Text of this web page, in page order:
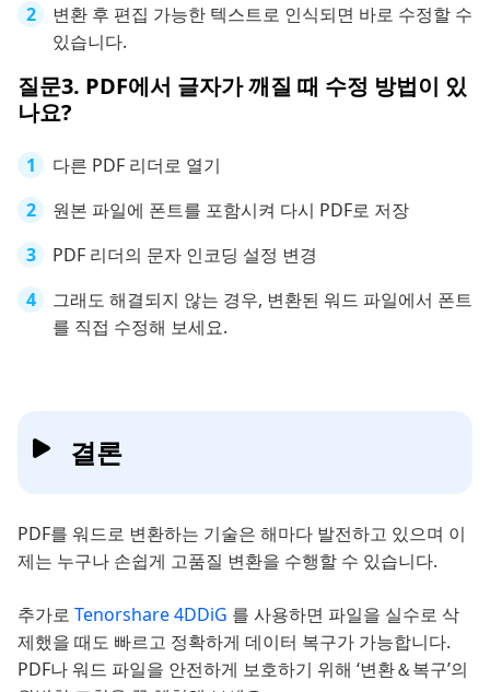
변환 후 편집 가능한 텍스트로 인식되면 바로 수정할 수
있습니다.
질문3. PDF에서 글자가 깨질 때 수정 방법이 있
나요?
다른 PDF 리더로 열기
원본 파일에 폰트를 포함시켜 다시 PDF로 저장
PDF 리더의 문자 인코딩 설정 변경
그래도 해결되지 않는 경우, 변환된 워드 파일에서 폰트
를 직접 수정해 보세요.
결론
PDF를 워드로 변환하는 기술은 해마다 발전하고 있으며 이
제는 누구나 손쉽게 고품질 변환을 수행할 수 있습니다.
추가로 Tenorshare 4DDiG 를 사용하면 파일을 실수로 삭
제했을 때도 빠르고 정확하게 데이터 복구가 가능합니다.
PDF나 워드 파일을 안전하게 보호하기 위해 ‘변환＆복구’의